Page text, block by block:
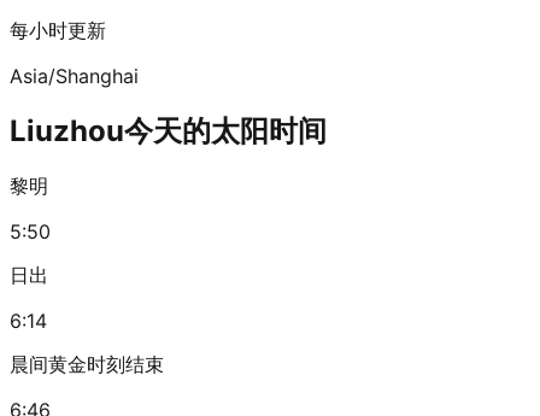
每小时更新
Asia/Shanghai
Liuzhou今天的太阳时间
黎明
5:50
日出
6:14
晨间黄金时刻结束
6:46